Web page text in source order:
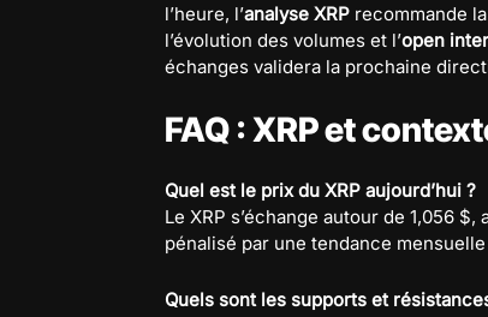
l’heure, l’analyse XRP recommande
l’évolution des volumes et l’open
échanges validera la prochaine
FAQ : XRP et
Quel est le prix du XRP aujourd’hui ?
Le XRP s’échange autour de 1,056
pénalisé par une tendance
Quels sont les supports et